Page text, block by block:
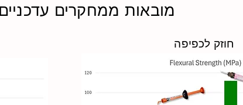
מובאות ממחקרים עדכניים
חוזק לכפיפה